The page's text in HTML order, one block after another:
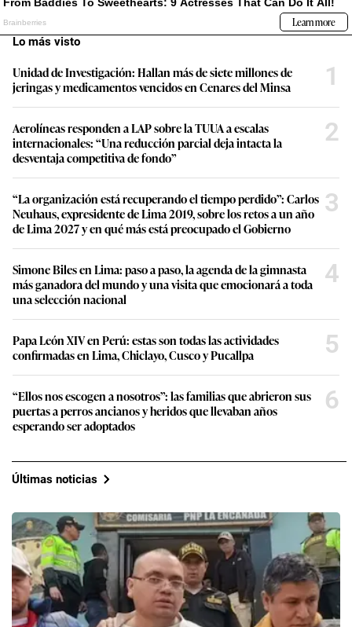
Lo más visto
Unidad de Investigación: Hallan más de siete millones de
jeringas y medicamentos vencidos en Cenares del Minsa
1
Aerolíneas responden a LAP sobre la TUUA a escalas
internacionales: “Una reducción parcial deja intacta la
desventaja competitiva de fondo”
2
“La organización está recuperando el tiempo perdido”: Carlos
Neuhaus, expresidente de Lima 2019, sobre los retos a un año
de Lima 2027 y en qué más está preocupado el Gobierno
3
Simone Biles en Lima: paso a paso, la agenda de la gimnasta
más ganadora del mundo y una visita que emocionará a toda
una selección nacional
4
Papa León XIV en Perú: estas son todas las actividades
confirmadas en Lima, Chiclayo, Cusco y Pucallpa
5
“Ellos nos escogen a nosotros”: las familias que abrieron sus
puertas a perros ancianos y heridos que llevaban años
esperando ser adoptados
6
Últimas noticias